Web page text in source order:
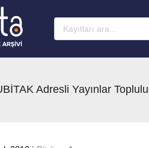
Adresli Yayınlar